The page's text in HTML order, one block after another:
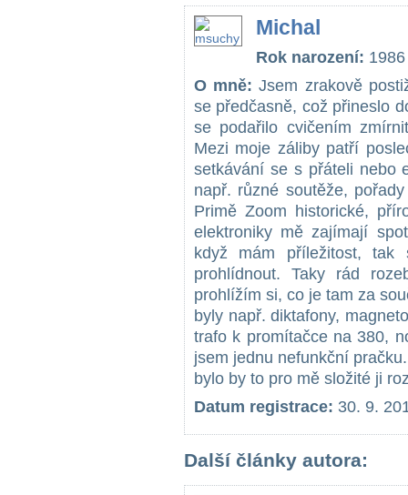
Michal
Rok narození: 1986
O mně: Jsem zrakově
se předčasně, což přineslo
se podařilo cvičením
Mezi moje záliby patří
setkávání se s přáteli nebo
např. různé soutěže,
Primě Zoom historické,
elektroniky mě zajímají
když mám příležitost,
prohlídnout. Taky rád
prohlížím si, co je tam za
byly např. diktafony,
trafo k promítačce na 380,
jsem jednu nefunkční
bylo by to pro mě složité ji
Datum registrace: 30. 9.
Další články autora: